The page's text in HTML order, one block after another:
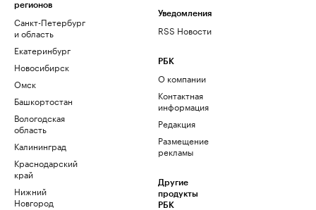
регионов
Санкт-Петербург
и область
Екатеринбург
Новосибирск
Омск
Башкортостан
Вологодская
область
Калининград
Краснодарский
край
Нижний
Новгород
Уведомления
RSS Новости
РБК
О компании
Контактная
информация
Редакция
Размещение
рекламы
Другие
продукты
РБК